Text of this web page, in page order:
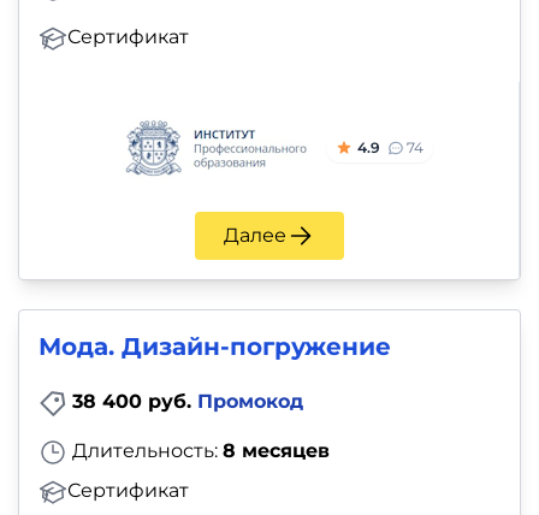
Сертификат
4.9 74
Далее
Мода. Дизайн-погружение
38 400 руб. Промокод
Длительность: 8 месяцев
Сертификат